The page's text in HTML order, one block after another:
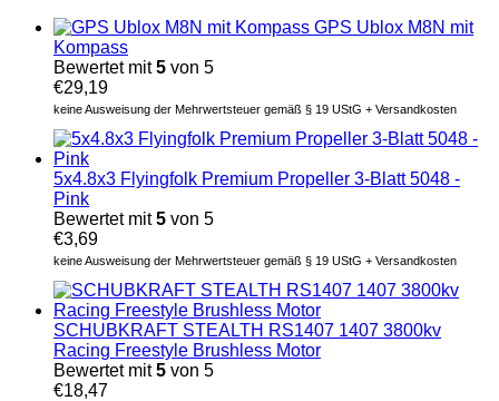
GPS Ublox M8N mit
Kompass
Bewertet mit5 von 5
€29,19
keine Ausweisung der Mehrwertsteuer gemäß § 19 UStG + Versandkosten
5x4.8x3 Flyingfolk Premium Propeller 3-Blatt 5048 -
Pink
Bewertet mit5 von 5
€3,69
keine Ausweisung der Mehrwertsteuer gemäß § 19 UStG + Versandkosten
SCHUBKRAFT STEALTH RS1407 1407 3800kv
Racing Freestyle Brushless Motor
Bewertet mit5 von 5
€18,47